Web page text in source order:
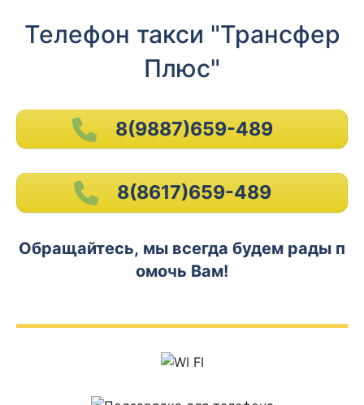
Телефон такси "Трансфер
Плюс"
8(9887)659-489
8(8617)659-489
Обращайтесь, мы всегда будем рады п
омочь Вам!